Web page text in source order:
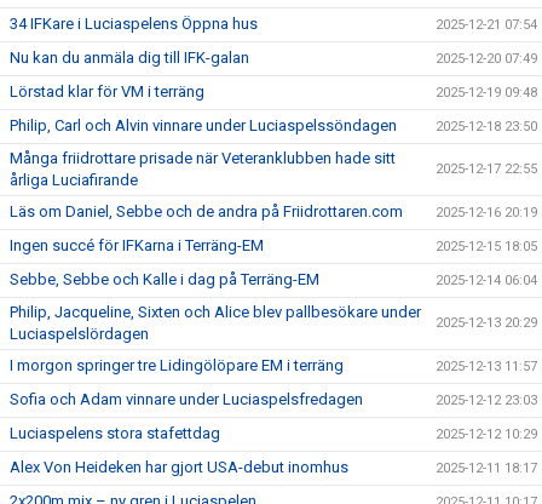
34 IFKare i Luciaspelens Öppna hus 2025-12-21 07:54
Nu kan du anmäla dig till IFK-galan 2025-12-20 07:49
Lörstad klar för VM i terräng 2025-12-19 09:48
Philip, Carl och Alvin vinnare under Luciaspelssöndagen 2025-12-18 23:50
Många friidrottare prisade när Veteranklubben hade sitt
årliga Luciafirande
2025-12-17 22:55
Läs om Daniel, Sebbe och de andra på Friidrottaren.com 2025-12-16 20:19
Ingen succé för IFKarna i Terräng-EM 2025-12-15 18:05
Sebbe, Sebbe och Kalle i dag på Terräng-EM 2025-12-14 06:04
Philip, Jacqueline, Sixten och Alice blev pallbesökare under
Luciaspelslördagen
2025-12-13 20:29
I morgon springer tre Lidingölöpare EM i terräng 2025-12-13 11:57
Sofia och Adam vinnare under Luciaspelsfredagen 2025-12-12 23:03
Luciaspelens stora stafettdag 2025-12-12 10:29
Alex Von Heideken har gjort USA-debut inomhus 2025-12-11 18:17